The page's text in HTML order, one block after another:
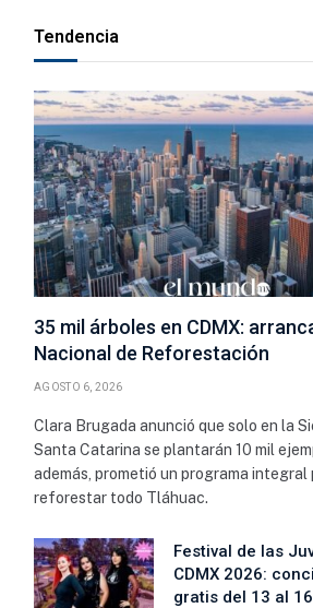
Tendencia
35 mil árboles en CDMX:
Nacional de Reforestación
AGOSTO 6, 2026
Clara Brugada anunció que solo en la
Santa Catarina se plantarán 10 mil
además, prometió un programa integral
reforestar todo Tláhuac.
Festival de las
CDMX 2026:
gratis del 13 al